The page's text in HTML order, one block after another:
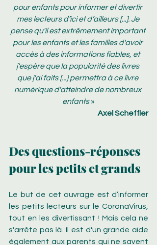
pour enfants pour informer et divertir
mes lecteurs d’ici et d’ailleurs [...]. Je
pense qu'il est extrêmement important
pour les enfants et les familles d'avoir
accès à des informations fiables, et
j'espère que la popularité des livres
que j'ai faits [...] permettra à ce livre
numérique d'atteindre de nombreux
enfants »
Axel Scheffler
Des questions-réponses
pour les petits et grands
Le but de cet ouvrage est d’informer
les petits lecteurs sur le CoronaVirus,
tout en les divertissant ! Mais cela ne
s'arrête pas là. Il est d'un grande aide
également aux parents qui ne savent